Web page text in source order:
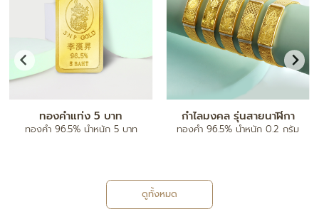
ทองคำแท่ง 5 บาท
ทองคำ 96.5% น้ำหนัก 5 บาท
กำไลมงคล รุ่นสายนาฬิกา
ทองคำ 96.5% น้ำหนัก 0.2 กรัม
ดูทั้งหมด